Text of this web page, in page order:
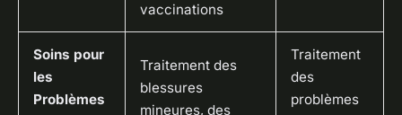
vaccinations
Soins pour
les
Problèmes
Traitement des
blessures
mineures, des
Traitement
des
problèmes